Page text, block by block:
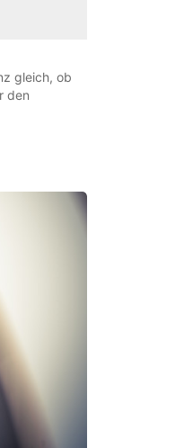
gleich, ob
den